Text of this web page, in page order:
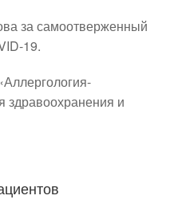
за самоотверженный
19.
здравоохранения и